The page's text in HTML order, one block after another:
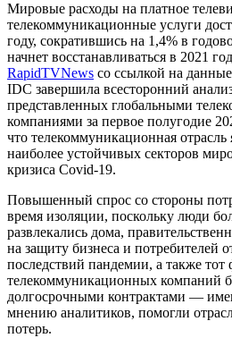
Мировые расходы на платное
телекоммуникационные услуги
году, сократившись на 1,4% в
начнет восстанавливаться в 2021
RapidTVNews со ссылкой на
IDC завершила всесторонний анализ
представленных глобальными
компаниями за первое полугодие
что телекоммуникационная отрасль
наиболее устойчивых секторов
кризиса Covid-19.
Повышенный спрос со стороны
время изоляции, поскольку люди
развлекались дома,
на защиту бизнеса и потребителей
последствий пандемии, а также тот
телекоммуникационных компаний
долгосрочными контрактами —
мнению аналитиков, помогли
потерь.